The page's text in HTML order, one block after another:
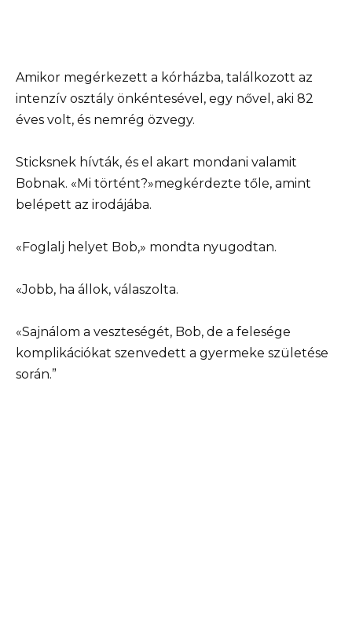
Amikor megérkezett a kórházba, találkozott az
intenzív osztály önkéntesével, egy nővel, aki 82
éves volt, és nemrég özvegy.
Sticksnek hívták, és el akart mondani valamit
Bobnak. «Mi történt?»megkérdezte tőle, amint
belépett az irodájába.
«Foglalj helyet Bob,» mondta nyugodtan.
«Jobb, ha állok, válaszolta.
«Sajnálom a veszteségét, Bob, de a felesége
komplikációkat szenvedett a gyermeke születése
során.”